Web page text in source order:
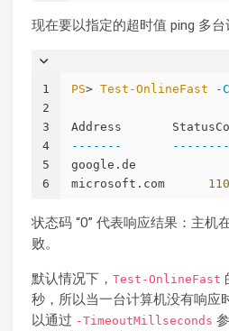
现在要以指定的超时值 ping 多台
1
2
3
4
5
6
PS> Test-OnlineFast -
Address
-------
microsoft.com
状态码 “0” 代表响应结果：主机
败。
默认情况下， Test-OnlineFast
秒，所以当一台计算机没有响应
以通过 -TimeoutMillseconds